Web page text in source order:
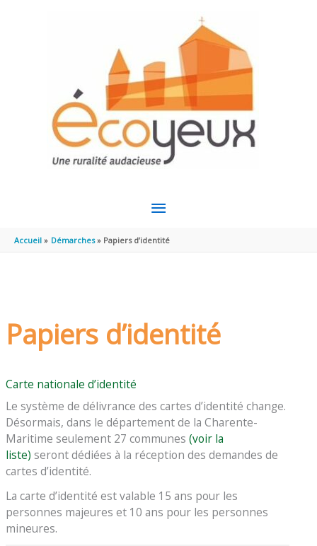
MENU
PRINCIPAL
Accueil Démarches Papiers d’identité
Papiers d’identité
Carte nationale d’identité
Le système de délivrance des cartes d’identité change.
Désormais, dans le département de la Charente-
Maritime seulement 27 communes(voir la
liste) seront dédiées à la réception des demandes de
cartes d’identité.
La carte d’identité est valable 15 ans pour les
personnes majeures et 10 ans pour les personnes
mineures.